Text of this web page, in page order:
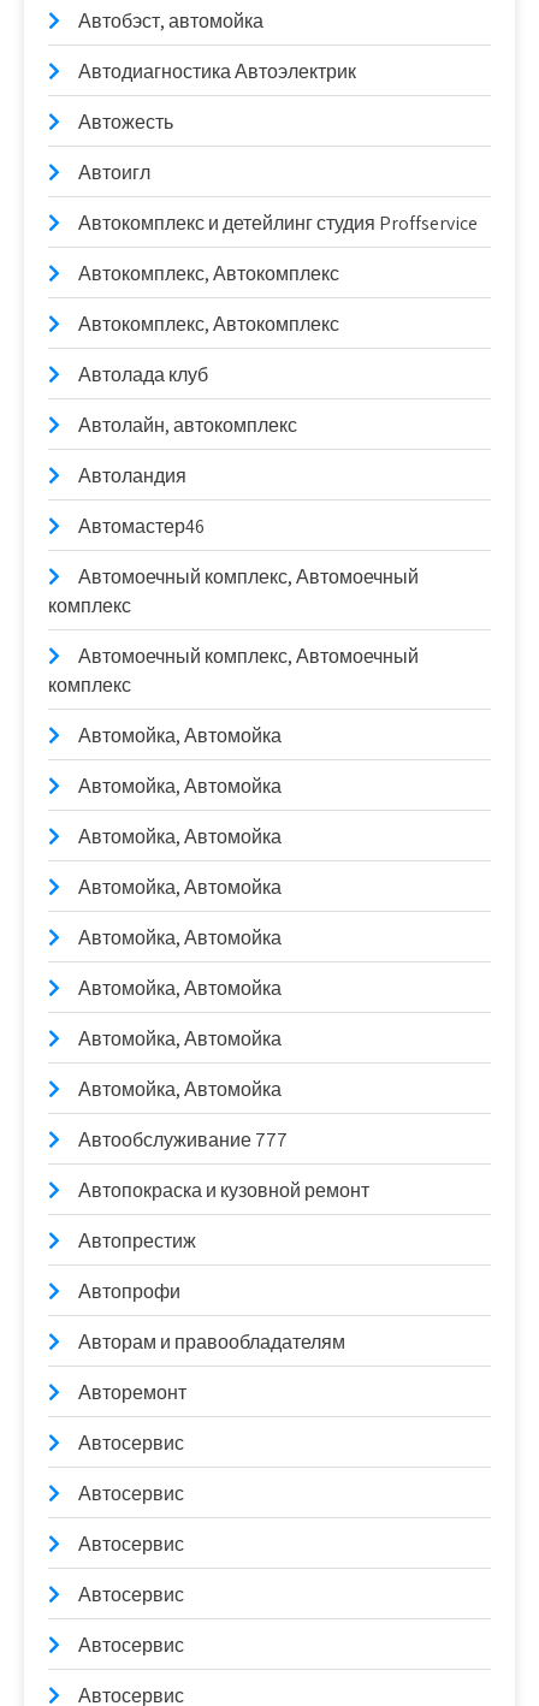
Автобэст, автомойка
Автодиагностика Автоэлектрик
Автожесть
Автоигл
Автокомплекс и детейлинг студия Proffservice
Автокомплекс, Автокомплекс
Автокомплекс, Автокомплекс
Автолада клуб
Автолайн, автокомплекс
Автоландия
Автомастер46
Автомоечный комплекс, Автомоечный
комплекс
Автомоечный комплекс, Автомоечный
комплекс
Автомойка, Автомойка
Автомойка, Автомойка
Автомойка, Автомойка
Автомойка, Автомойка
Автомойка, Автомойка
Автомойка, Автомойка
Автомойка, Автомойка
Автомойка, Автомойка
Автообслуживание 777
Автопокраска и кузовной ремонт
Автопрестиж
Автопрофи
Авторам и правообладателям
Авторемонт
Автосервис
Автосервис
Автосервис
Автосервис
Автосервис
Автосервис